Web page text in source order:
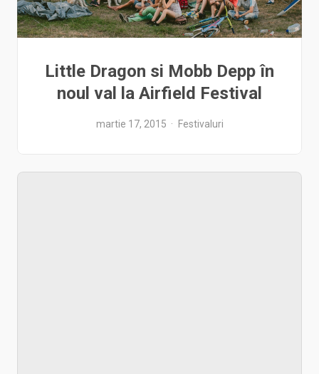
Little Dragon si Mobb Depp în
noul val la Airfield Festival
martie 17, 2015 Festivaluri